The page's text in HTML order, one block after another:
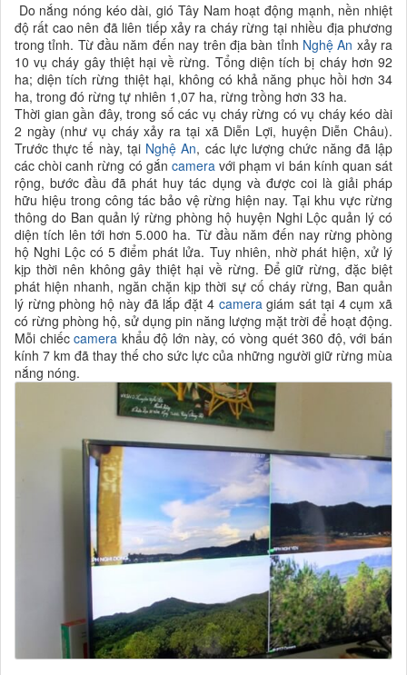
Do nắng nóng kéo dài, gió Tây Nam hoạt động mạnh, nền nhiệt
độ rất cao nên đã liên tiếp xảy ra cháy rừng tại nhiều địa phương
trong tỉnh. Từ đầu năm đến nay trên địa bàn tỉnh Nghệ An xảy ra
10 vụ cháy gây thiệt hại về rừng. Tổng diện tích bị cháy hơn 92
ha; diện tích rừng thiệt hại, không có khả năng phục hồi hơn 34
ha, trong đó rừng tự nhiên 1,07 ha, rừng trồng hơn 33 ha.
Thời gian gần đây, trong số các vụ cháy rừng có vụ cháy kéo dài
2 ngày (như vụ cháy xảy ra tại xã Diễn Lợi, huyện Diễn Châu).
Trước thực tế này, tại Nghệ An, các lực lượng chức năng đã lập
các chòi canh rừng có gắn cameravới phạm vi bán kính quan sát
rộng, bước đầu đã phát huy tác dụng và được coi là giải pháp
hữu hiệu trong công tác bảo vệ rừng hiện nay. Tại khu vực rừng
thông do Ban quản lý rừng phòng hộ huyện Nghi Lộc quản lý có
diện tích lên tới hơn 5.000 ha. Từ đầu năm đến nay rừng phòng
hộ Nghi Lộc có 5 điểm phát lửa. Tuy nhiên, nhờ phát hiện, xử lý
kịp thời nên không gây thiệt hại về rừng. Để giữ rừng, đặc biệt
phát hiện nhanh, ngăn chặn kịp thời sự cố cháy rừng, Ban quản
lý rừng phòng hộ này đã lắp đặt 4 cameragiám sát tại 4 cụm xã
có rừng phòng hộ, sử dụng pin năng lượng mặt trời để hoạt động.
Mỗi chiếccamera khẩu độ lớn này, có vòng quét 360 độ, với bán
kính 7 km đã thay thế cho sức lực của những người giữ rừng mùa
nắng nóng.